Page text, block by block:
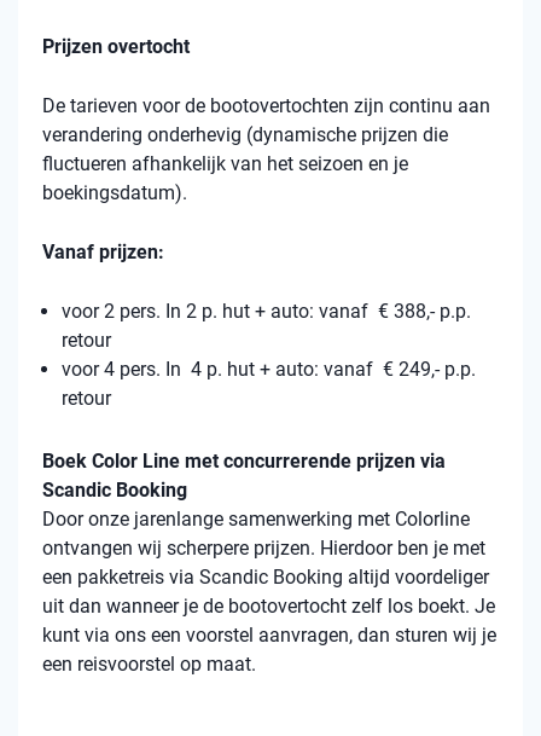
Prijzen overtocht
De tarieven voor de bootovertochten zijn continu aan
verandering onderhevig (dynamische prijzen die
fluctueren afhankelijk van het seizoen en je
boekingsdatum).
Vanaf prijzen:
voor 2 pers. In 2 p. hut + auto: vanaf € 388,- p.p.
retour
voor 4 pers. In 4 p. hut + auto: vanaf € 249,- p.p.
retour
Boek Color Line met concurrerende prijzen via
Scandic Booking
Door onze jarenlange samenwerking met Colorline
ontvangen wij scherpere prijzen. Hierdoor ben je met
een pakketreis via Scandic Booking altijd voordeliger
uit dan wanneer je de bootovertocht zelf los boekt. Je
kunt via ons een voorstel aanvragen, dan sturen wij je
een reisvoorstel op maat.